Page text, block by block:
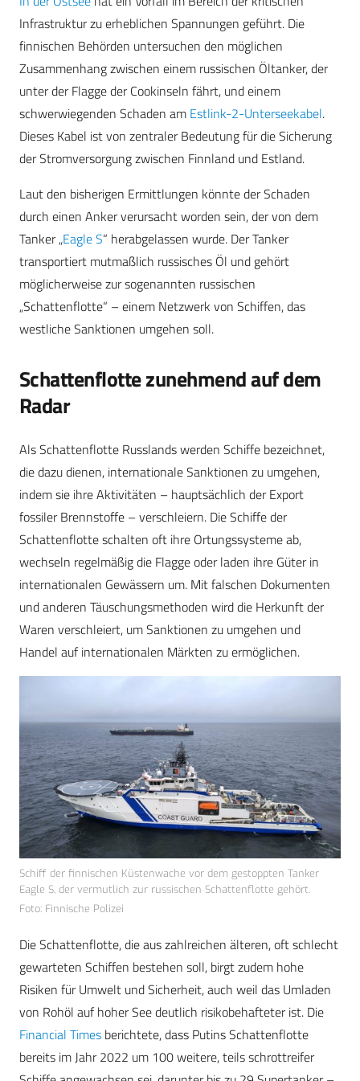
Infrastruktur zu erheblichen Spannungen geführt. Die
finnischen Behörden untersuchen den möglichen
Zusammenhang zwischen einem russischen Öltanker, der
unter der Flagge der Cookinseln fährt, und einem
schwerwiegenden Schaden am Estlink-2-Unterseekabel.
Dieses Kabel ist von zentraler Bedeutung für die Sicherung
der Stromversorgung zwischen Finnland und Estland.
Laut den bisherigen Ermittlungen könnte der Schaden
durch einen Anker verursacht worden sein, der von dem
Tanker „Eagle S“ herabgelassen wurde. Der Tanker
transportiert mutmaßlich russisches Öl und gehört
möglicherweise zur sogenannten russischen
„Schattenflotte“ – einem Netzwerk von Schiffen, das
westliche Sanktionen umgehen soll.
Schattenflotte zunehmend auf dem
Radar
Als Schattenflotte Russlands werden Schiffe bezeichnet,
die dazu dienen, internationale Sanktionen zu umgehen,
indem sie ihre Aktivitäten – hauptsächlich der Export
fossiler Brennstoffe – verschleiern. Die Schiffe der
Schattenflotte schalten oft ihre Ortungssysteme ab,
wechseln regelmäßig die Flagge oder laden ihre Güter in
internationalen Gewässern um. Mit falschen Dokumenten
und anderen Täuschungsmethoden wird die Herkunft der
Waren verschleiert, um Sanktionen zu umgehen und
Handel auf internationalen Märkten zu ermöglichen.
Schiff der finnischen Küstenwache vor dem gestoppten Tanker
Eagle S, der vermutlich zur russischen Schattenflotte gehört.
Foto: Finnische Polizei
Die Schattenflotte, die aus zahlreichen älteren, oft schlecht
gewarteten Schiffen bestehen soll, birgt zudem hohe
Risiken für Umwelt und Sicherheit, auch weil das Umladen
von Rohöl auf hoher See deutlich risikobehafteter ist. Die
Financial Times berichtete, dass Putins Schattenflotte
bereits im Jahr 2022 um 100 weitere, teils schrottreifer